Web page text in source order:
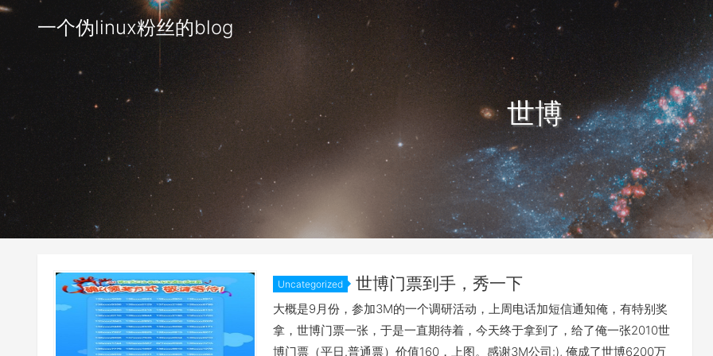
一个伪linux粉丝的blog
世博
Uncategorized 世博门票到手，秀一下
大概是9月份，参加3M的一个调研活动，上周电话加短信通知俺，有特别奖
拿，世博门票一张，于是一直期待着，今天终于拿到了，给了俺一张2010世
博门票（平日.普通票）价值160，上图。感谢3M公司:), 俺成了世博6200万